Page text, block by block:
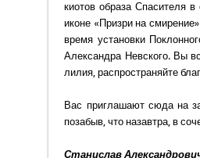
киотов образа Спасителя
иконе «Призри на
время установки
Александра Невского. Вы
лилия, распространяйте
Вас приглашают сюда на
позабыв, что назавтра, в
Станислав